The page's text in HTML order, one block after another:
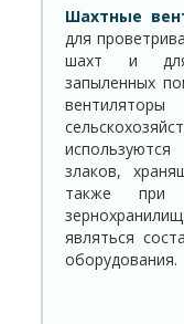
Шахтные
для
шахт и для
запыленных
злаков,
также при
являться
оборудования.